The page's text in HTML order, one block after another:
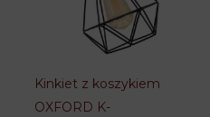
Kinkiet z koszykiem
OXFORD K-